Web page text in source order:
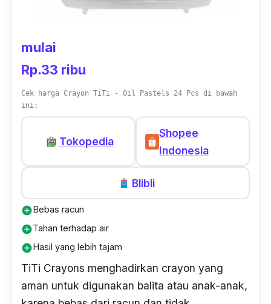
anak ini dikemas dalam tas plastik
gantung, sehingga memudahkan untuk
membawa
bahan yang aman, hasil mewarnai pun jadi
lebih cemerlang.
mulai
Rp.33 ribu
Cek harga Crayon TiTi - Oil Pastels 24 Pcs di bawah
ini:
Tokopedia
Shopee
Indonesia
Blibli
add_circleBebas racun
add_circleTahan terhadap air
add_circleHasil yang lebih tajam
TiTi Crayons menghadirkan crayon yang
aman untuk digunakan balita atau anak-anak,